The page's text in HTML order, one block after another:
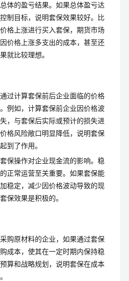
体的盈亏结果。如果总体盈亏达
制目标，说明套保效果较好。比
格上涨进行买入套保，期货市场
价格上涨多支出的成本，甚至还
就比较理想。
过计算套保前后企业面临的价格
例如，计算套保前企业因价格波
，与套保后实际或预计的损失进
格风险敞口明显降低，说明套保
到了作用。
保操作对企业现金流的影响。稳
正常运营至关重要。如果套保能
稳定，减少因价格波动导致的现
保效果是积极的。
购原材料的企业，如果通过套保
成本，使其在一定时期内保持稳
算和战略规划，说明套保在成本